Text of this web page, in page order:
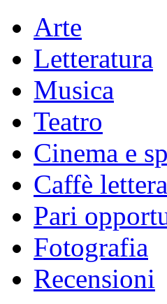
Arte
Letteratura
Musica
Teatro
Cinema e
Caffè
Pari
Fotografia
Recensioni